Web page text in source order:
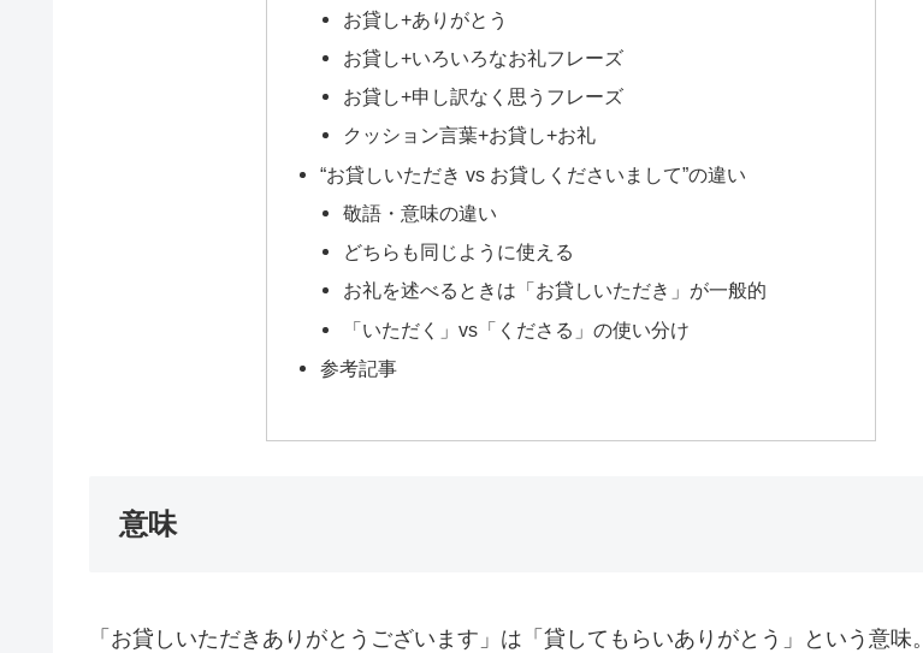
お貸し+ありがとう
お貸し+いろいろなお礼フレーズ
お貸し+申し訳なく思うフレーズ
クッション言葉+お貸し+お礼
“お貸しいただき vs お貸しくださいまして”の違い
敬語・意味の違い
どちらも同じように使える
お礼を述べるときは「お貸しいただき」が一般的
「いただく」vs「くださる」の使い分け
参考記事
意味
「お貸しいただきありがとうございます」は「貸してもらいありがとう」という意味。